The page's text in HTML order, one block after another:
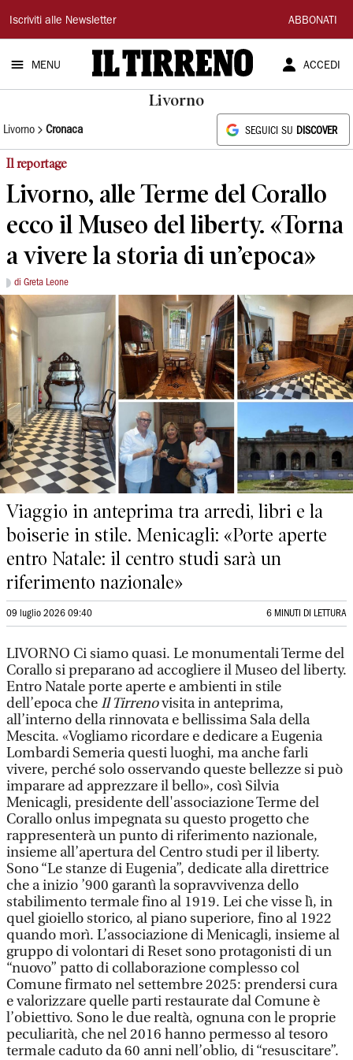
Il
Tirreno
Iscriviti alle Newsletter ABBONATI
MENU ACCEDI
Livorno
Livorno Cronaca SEGUICI SU DISCOVER
Il reportage
Livorno, alle Terme del Corallo
ecco il Museo del liberty. «Torna
a vivere la storia di un’epoca»
di Greta Leone
Viaggio in anteprima tra arredi, libri e la
boiserie in stile. Menicagli: «Porte aperte
entro Natale: il centro studi sarà un
riferimento nazionale»
09 luglio 2026 09:40 6 MINUTI DI LETTURA
LIVORNO Ci siamo quasi. Le monumentali Terme del
Corallo si preparano ad accogliere il Museo del liberty.
Entro Natale porte aperte e ambienti in stile
dell’epoca cheIl Tirrenovisita in anteprima,
all’interno della rinnovata e bellissima Sala della
Mescita. «Vogliamo ricordare e dedicare a Eugenia
Lombardi Semeria questi luoghi, ma anche farli
vivere, perché solo osservando queste bellezze si può
imparare ad apprezzare il bello», così Silvia
Menicagli, presidente dell'associazione Terme del
Corallo onlus impegnata su questo progetto che
rappresenterà un punto di riferimento nazionale,
insieme all’apertura del Centro studi per il liberty.
Sono “Le stanze di Eugenia”, dedicate alla direttrice
che a inizio ’900 garantì la sopravvivenza dello
stabilimento termale fino al 1919. Lei che visse lì, in
quel gioiello storico, al piano superiore, fino al 1922
quando morì. L’associazione di Menicagli, insieme al
gruppo di volontari di Reset sono protagonisti di un
“nuovo” patto di collaborazione complesso col
Comune firmato nel settembre 2025: prendersi cura
e valorizzare quelle parti restaurate dal Comune è
l’obiettivo. Sono le due realtà, ognuna con le proprie
peculiarità, che nel 2016 hanno permesso al tesoro
termale caduto da 60 anni nell’oblio, di “resuscitare”.